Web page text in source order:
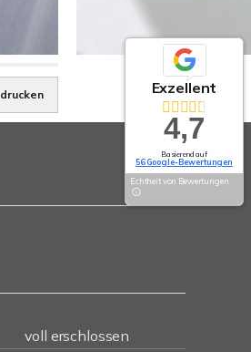
drucken
voll erschlossen
Exzellent
4,7
Basierend auf
56 Google-Bewertungen
Echtheit von Bewertungen